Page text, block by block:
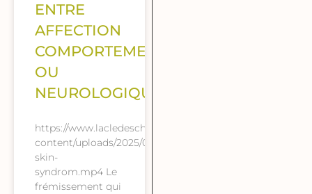
ENTRE
AFFECTION
COMPORTEMENTALE
OU
NEUROLOGIQUE
https://www.lacledeschats.com/wp-
content/uploads/2025/08/Rolling-
skin-
syndrom.mp4 Le
frémissement qui